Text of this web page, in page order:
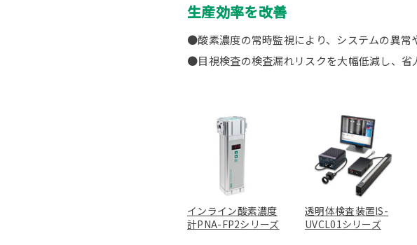
生産効率を改善
●酸素濃度の常時監視により、システムの異常
●目視検査の検査漏れリスクを大幅低減し、省
インライン酸素濃度
計PNA-FP2シリーズ
透明体検査装置IS-
UVCL01シリーズ